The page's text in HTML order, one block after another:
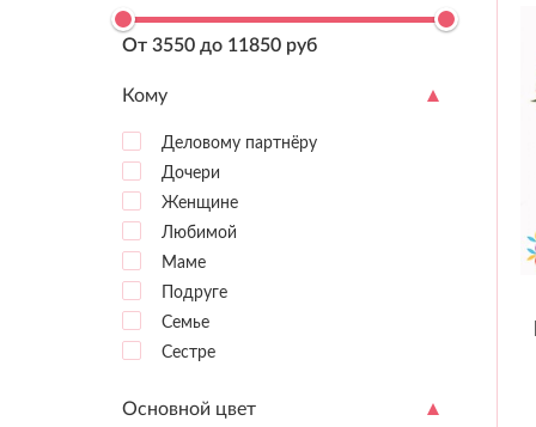
От 3550 до 11850 руб
Кому
Деловому партнёру
Дочери
Женщине
Любимой
Маме
Подруге
Семье
Сестре
Основной цвет